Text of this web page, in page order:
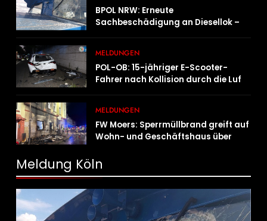
BPOL NRW: Erneute
Sachbeschädigung an Diesellok –
MELDUNGEN
POL-OB: 15-jähriger E-Scooter-
Fahrer nach Kollision durch die Luft
MELDUNGEN
FW Moers: Sperrmüllbrand greift auf
Wohn- und Geschäftshaus über
Meldung Köln